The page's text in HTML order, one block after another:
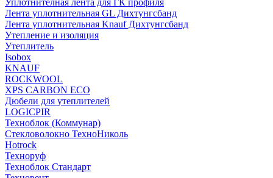
Уплотнителная лента для ГК профиля
Лента уплотнительная GL Дихтунгсбанд
Лента уплотнительная Knauf Дихтунгсбанд
Утепление и изоляция
Утеплитель
Isobox
KNAUF
ROCKWOOL
XPS CARBON ECO
Дюбели для утеплителей
LOGICPIR
Техноблок (Коммунар)
Стекловолокно ТехноНиколь
Hotrock
Технoруф
Техноблок Стандарт